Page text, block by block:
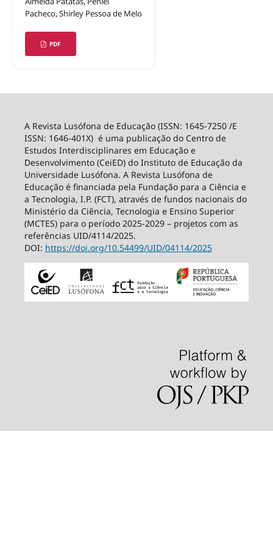
Pacheco, Shirley Pessoa de Melo
PDF
A Revista Lusófona de Educação (ISSN: 1645-7250 /E
ISSN: 1646-401X) é uma publicação do Centro de
Estudos Interdisciplinares em Educação e
Desenvolvimento (CeiED) do Instituto de Educação da
Universidade Lusófona. A Revista Lusófona de
Educação é financiada pela Fundação para a Ciência e
a Tecnologia, I.P. (FCT), através de fundos nacionais do
Ministério da Ciência, Tecnologia e Ensino Superior
(MCTES) para o período 2025-2029 – projetos com as
referências UID/4114/2025.
DOI: https://doi.org/10.54499/UID/04114/2025